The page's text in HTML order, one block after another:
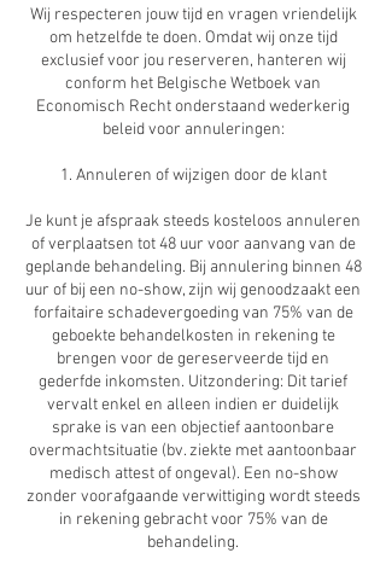
Wij respecteren jouw tijd en vragen vriendelijk
om hetzelfde te doen. Omdat wij onze tijd
exclusief voor jou reserveren, hanteren wij
conform het Belgische Wetboek van
Economisch Recht onderstaand wederkerig
beleid voor annuleringen:
1. Annuleren of wijzigen door de klant
Je kunt je afspraak steeds kosteloos annuleren
of verplaatsen tot 48 uur voor aanvang van de
geplande behandeling. Bij annulering binnen 48
uur of bij een no-show, zijn wij genoodzaakt een
forfaitaire schadevergoeding van 75% van de
geboekte behandelkosten in rekening te
brengen voor de gereserveerde tijd en
gederfde inkomsten. Uitzondering: Dit tarief
vervalt enkel en alleen indien er duidelijk
sprake is van een objectief aantoonbare
overmachtsituatie (bv. ziekte met aantoonbaar
medisch attest of ongeval). Een no-show
zonder voorafgaande verwittiging wordt steeds
in rekening gebracht voor 75% van de
behandeling.